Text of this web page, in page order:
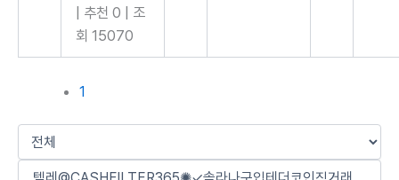
추천 0
조
회 15070
1